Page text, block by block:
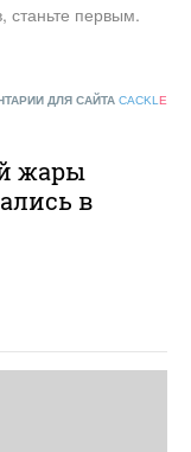
станьте первым.
ДЛЯ САЙТА CACKL E
жары
в